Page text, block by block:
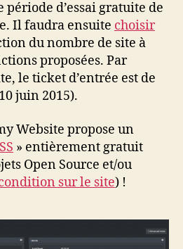
d’essai gratuite de
Il faudra ensuite choisir
du nombre de site à
proposées. Par
le ticket d’entrée est de
juin 2015).
Website propose un
» entièrement gratuit
Open Source et/ou
sur le site) !